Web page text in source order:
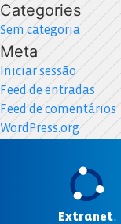
Categories
Sem categoria
Meta
Iniciar sessão
Feed de entradas
Feed de comentários
WordPress.org
Extranet.